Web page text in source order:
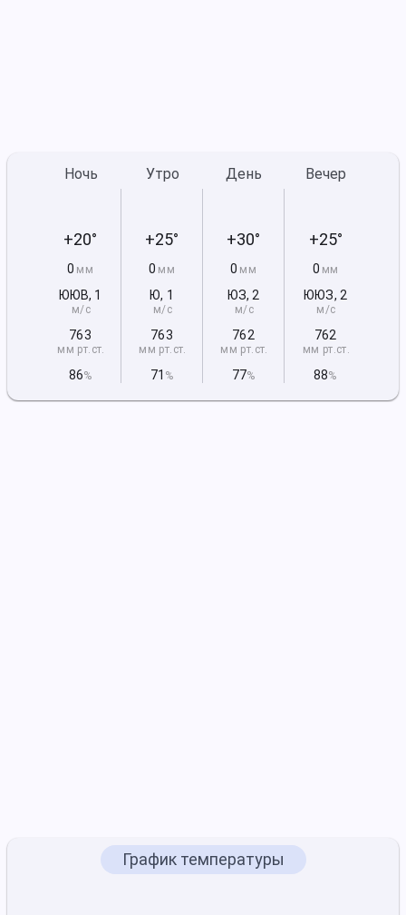
Ночь
+20°
0 мм
ЮЮВ, 1
м/с
763
мм рт.ст.
86%
Утро
+25°
0 мм
Ю, 1
м/с
763
мм рт.ст.
71 %
День
+30°
0 мм
ЮЗ, 2
м/с
762
мм рт.ст.
77%
Вечер
+25°
0 мм
ЮЮЗ, 2
м/с
762
мм рт.ст.
88%
График температуры